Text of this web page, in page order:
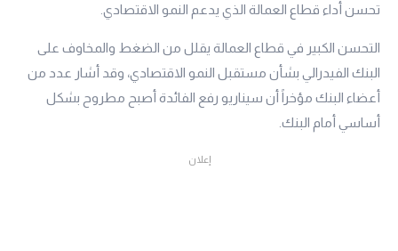
تحسن أداء قطاع العمالة الذي يدعم النمو الاقتصادي.
التحسن الكبير في قطاع العمالة يقلل من الضغط والمخاوف على
البنك الفيدرالي بشأن مستقبل النمو الاقتصادي، وقد أشار عدد من
أعضاء البنك مؤخراً أن سيناريو رفع الفائدة أصبح مطروح بشكل
أساسي أمام البنك.
إعلان